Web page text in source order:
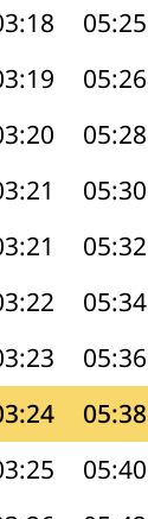
05:25
05:26
05:28
05:30
05:32
05:34
05:36
05:38
05:40